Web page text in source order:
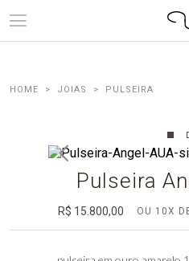
JOIAS PULSEIRA
Pulseira
R$ 15.800,00 OU 10X